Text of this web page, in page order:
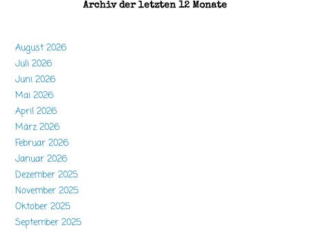
Archiv der letzten 12 Monate
August 2026
Juli 2026
Juni 2026
Mai 2026
April 2026
März 2026
Februar 2026
Januar 2026
Dezember 2025
November 2025
Oktober 2025
September 2025